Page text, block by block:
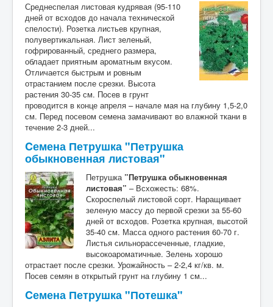
Среднеспелая листовая кудрявая (95-110
дней от всходов до начала технической
спелости). Розетка листьев крупная,
полувертикальная. Лист зеленый,
гофрированный, среднего размера,
обладает приятным ароматным вкусом.
Отличается быстрым и ровным
отрастанием после срезки. Высота
растения 30-35 см. Посев в грунт
проводится в конце апреля – начале мая на глубину 1,5-2,0
см. Перед посевом семена замачивают во влажной ткани в
течение 2-3 дней...
Cемена Петрушка "Петрушка
обыкновенная листовая"
Петрушка ”Петрушка обыкновенная
листовая” – Всхожесть: 68%.
Скороспелый листовой сорт. Наращивает
зеленую массу до первой срезки за 55-60
дней от всходов. Розетка крупная, высотой
35-40 см. Масса одного растения 60-70 г.
Листья сильнорассеченные, гладкие,
высокоароматичные. Зелень хорошо
отрастает после срезки. Урожайность – 2-2,4 кг/кв. м.
Посев семян в открытый грунт на глубину 1 см...
Cемена Петрушка "Потешка"